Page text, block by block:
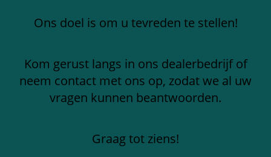
Ons doel is om u tevreden te stellen!
Kom gerust langs in ons dealerbedrijf of
neem contact met ons op, zodat we al uw
vragen kunnen beantwoorden.
Graag tot ziens!